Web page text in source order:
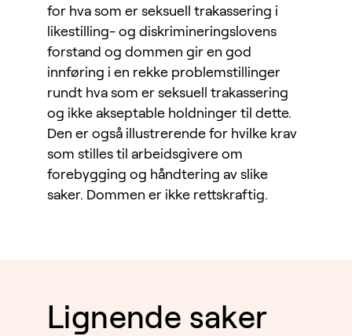
for hva som er seksuell trakassering i
likestilling- og diskrimineringslovens
forstand og dommen gir en god
innføring i en rekke problemstillinger
rundt hva som er seksuell trakassering
og ikke akseptable holdninger til dette.
Den er også illustrerende for hvilke krav
som stilles til arbeidsgivere om
forebygging og håndtering av slike
saker. Dommen er ikke rettskraftig.
Lignende saker